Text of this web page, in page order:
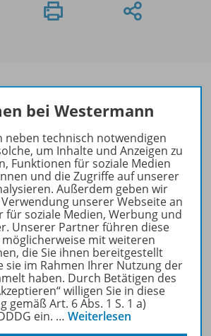
Produkte
Service
bei Westermann
neben technisch notwendigen
um Inhalte und Anzeigen zu
Funktionen für soziale Medien
und die Zugriffe auf unserer
Außerdem geben wir
unserer Webseite an
für soziale Medien, Werbung und
Unserer Partner führen diese
mit weiteren
die Sie ihnen bereitgestellt
sie im Rahmen Ihrer Nutzung der
haben. Durch Betätigen des
willigen Sie in diese
gemäß Art. 6 Abs. 1 S. 1 a)
ein. … Weiterlesen